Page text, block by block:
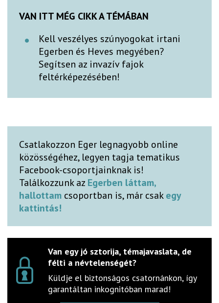
VAN ITT MÉG CIKK A TÉMÁBAN
Kell veszélyes szúnyogokat irtani
Egerben és Heves megyében?
Segítsen az invazív fajok
feltérképezésében!
Csatlakozzon Eger legnagyobb online
közösségéhez, legyen tagja tematikus
Facebook-csoportjainknak is!
Találkozzunk az Egerben láttam,
hallottam csoportban is, már csakegy
kattintás!
Van egy jó sztorija, témajavaslata, de
félti a névtelenségét?
Küldje el biztonságos csatornánkon, így
garantáltan inkognitóban marad!